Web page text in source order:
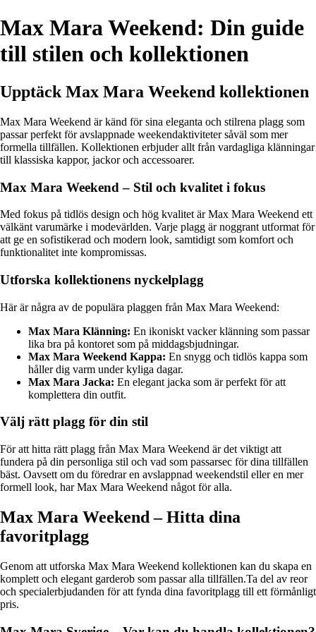
Max Mara Weekend: Din guide
till stilen och kollektionen
Upptäck Max Mara Weekend kollektionen
Max Mara Weekend är känd för sina eleganta och stilrena plagg som
passar perfekt för avslappnade weekendaktiviteter såväl som mer
formella tillfällen. Kollektionen erbjuder allt från vardagliga klänningar
till klassiska kappor, jackor och accessoarer.
Max Mara Weekend – Stil och kvalitet i fokus
Med fokus på tidlös design och hög kvalitet är Max Mara Weekend ett
välkänt varumärke i modevärlden. Varje plagg är noggrant utformat för
att ge en sofistikerad och modern look, samtidigt som komfort och
funktionalitet inte kompromissas.
Utforska kollektionens nyckelplagg
Här är några av de populära plaggen från Max Mara Weekend:
Max Mara Klänning: En ikoniskt vacker klänning som passar
lika bra på kontoret som på middagsbjudningar.
Max Mara Weekend Kappa: En snygg och tidlös kappa som
håller dig varm under kyliga dagar.
Max Mara Jacka: En elegant jacka som är perfekt för att
komplettera din outfit.
Välj rätt plagg för din stil
För att hitta rätt plagg från Max Mara Weekend är det viktigt att
fundera på din personliga stil och vad som passarsec för dina tillfällen
bäst. Oavsett om du föredrar en avslappnad weekendstil eller en mer
formell look, har Max Mara Weekend något för alla.
Max Mara Weekend – Hitta dina
favoritplagg
Genom att utforska Max Mara Weekend kollektionen kan du skapa en
komplett och elegant garderob som passar alla tillfällen.Ta del av reor
och specialerbjudanden för att fynda dina favoritplagg till ett förmånligt
pris.